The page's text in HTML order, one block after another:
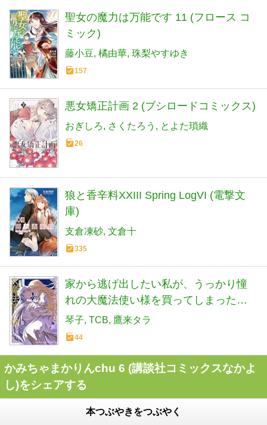
聖女の魔力は万能です 11 (フロース コ
ミック)
藤小豆 橘由華 珠梨やすゆき
157
悪女矯正計画 2 (ブシロードコミックス)
おぎしろ さくたろう とよた瑣織
26
狼と香辛料XXIII Spring LogVI (電撃文
庫)
支倉凍砂 文倉十
335
家から逃げ出したい私が、うっかり憧
れの大魔法使い様を買ってしまったら
(コミック)(8) (ガンガンコミックス
ONLINE)
琴子 TCB 鷹来タラ
44
かみちゃまかりんchu 6 (講談社コミックスなかよ
し)をシェアする
本つぶやきをつぶやく